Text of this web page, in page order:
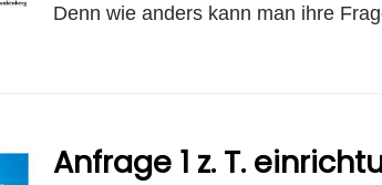
Denn wie anders kann man ihre
Anfrage 1 z. T.